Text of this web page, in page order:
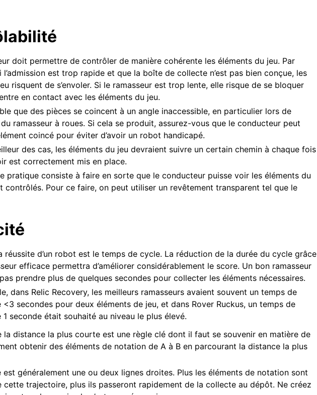
Électroniques et de Mouvement
du contributeur
doit permettre de contrôler de manière cohérente les éléments du jeu. Par
l’admission est trop rapide et que la boîte de collecte n’est pas bien conçue, les
risquent de s’envoler. Si le ramasseur est trop lente, elle risque de se bloquer
en contact avec les éléments du jeu.
que des pièces se coincent à un angle inaccessible, en particulier lors de
du ramasseur à roues. Si cela se produit, assurez-vous que le conducteur peut
coincé pour éviter d’avoir un robot handicapé.
des cas, les éléments du jeu devraient suivre un certain chemin à chaque fois
est correctement mis en place.
pratique consiste à faire en sorte que le conducteur puisse voir les éléments du
contrôlés. Pour ce faire, on peut utiliser un revêtement transparent tel que le
réussite d’un robot est le temps de cycle. La réduction de la durée du cycle grâce
efficace permettra d’améliorer considérablement le score. Un bon ramasseur
prendre plus de quelques secondes pour collecter les éléments nécessaires.
dans Relic Recovery, les meilleurs ramasseurs avaient souvent un temps de
secondes pour deux éléments de jeu, et dans Rover Ruckus, un temps de
seconde était souhaité au niveau le plus élevé.
la distance la plus courte est une règle clé dont il faut se souvenir en matière de
obtenir des éléments de notation de A à B en parcourant la distance la plus
est généralement une ou deux lignes droites. Plus les éléments de notation sont
cette trajectoire, plus ils passeront rapidement de la collecte au dépôt. Ne créez